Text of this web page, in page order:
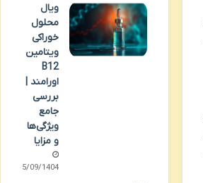
ویال
محلول
خوراکی
ویتامین
B12
اورامند |
بررسی
جامع
ویژگی‌ها
و مزایا
25/09/1404